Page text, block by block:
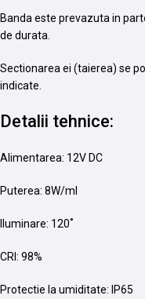
Banda este prevazuta in
de durata.
Sectionarea ei (taierea) se
indicate.
Detalii tehnice:
Alimentarea: 12V DC
Puterea: 8W/ml
Iluminare: 120˚
CRI: 98%
Protectie la umiditate: IP65